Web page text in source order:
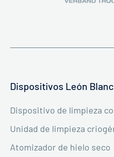
Dispositivos León
Dispositivo de limpieza
Unidad de limpieza
Atomizador de hielo seco